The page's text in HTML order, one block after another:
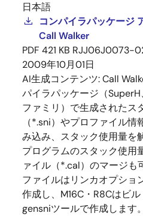
日本語
コンパイラパッケージ
Call Walker
PDF 421 KB RJJ06J0073-
2009年10月01日
AI生成コンテンツ:Call
パイラパッケージ（SuperH
ファミリ）で生成されたス
（*.sni）やプロファイル
み込み、スタック使用量を
プログラムのスタック使用
ァイル（*.cal）のマージも
ファイルはリンカオプショ
作成し、M16C・R8Cはビ
gensniツールで作成します